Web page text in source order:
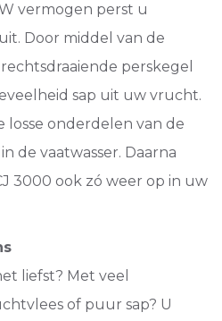
vermogen perst u
Door middel van de
perskegel
sap uit uw vrucht.
losse onderdelen van de
de vaatwasser. Daarna
3000 ook zó weer op in uw
liefst? Met veel
of puur sap? U